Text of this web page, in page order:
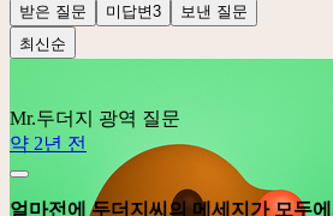
받은 질문 미답변3
보낸 질문
최신순
Mr.두더지
광역 질문
약 2년 전
얼마전에 두더지씨의 메세지가 모두